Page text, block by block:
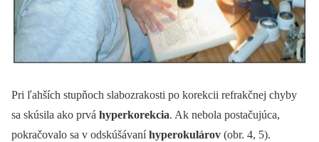
Pri ľahších stupňoch slabozrakosti po korekcii refrakčnej chyby
sa skúsila ako prvá hyperkorekcia. Ak nebola postačujúca,
pokračovalo sa v odskúšávaníhyperokulárov (obr. 4, 5).